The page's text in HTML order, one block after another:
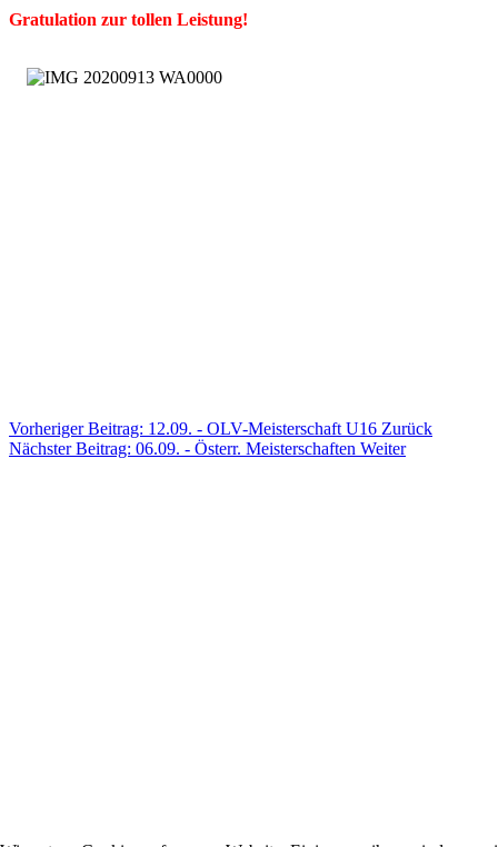
Gratulation zur tollen Leistung!
Vorheriger Beitrag: 12.09. - OLV-Meisterschaft U16 Zurück
Nächster Beitrag: 06.09. - Österr. Meisterschaften Weiter